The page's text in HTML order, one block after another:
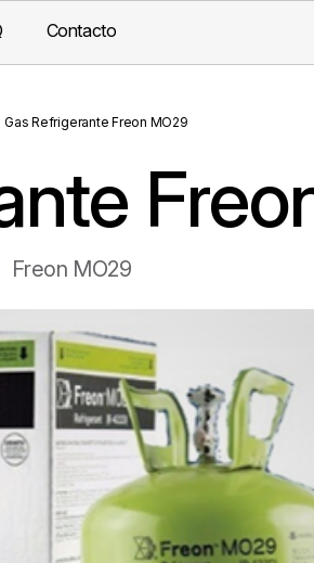
Contacto
Gas Refrigerante Freon MO29
Freon MO29